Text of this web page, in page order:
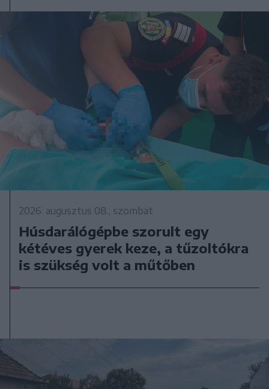
2026. augusztus 08., szombat
Húsdarálógépbe szorult egy
kétéves gyerek keze, a tűzoltókra
is szükség volt a műtőben